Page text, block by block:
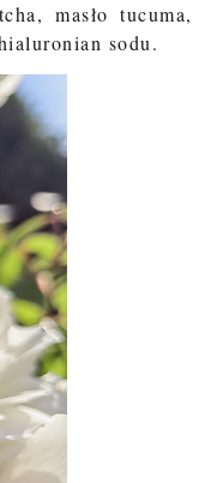
masło tucuma,
sodu.